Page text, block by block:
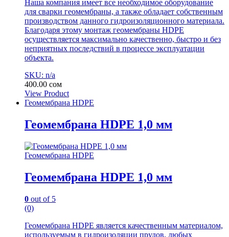
Наша компания имеет все необходимое оборудование
для сварки геомембраны, а также обладает собственным
производством данного гидроизоляционного материала.
Благодаря этому монтаж геомембраны HDPE
осуществляется максимально качественно, быстро и без
неприятных последствий в процессе эксплуатации
объекта.
SKU: n/a
400.00 сом
View Product
Геомембрана HDPE
Геомембрана HDPE 1,0 мм
Геомембрана HDPE
Геомембрана HDPE 1,0 мм
0 out of 5
(0)
Геомембрана HDPE является качественным материалом,
используемым в гидроизоляции прудов, любых